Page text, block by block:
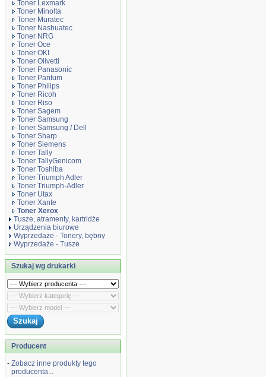
Toner Lexmark
Toner Minolta
Toner Muratec
Toner Nashuatec
Toner NRG
Toner Oce
Toner OKI
Toner Olivetti
Toner Panasonic
Toner Pantum
Toner Philips
Toner Ricoh
Toner Riso
Toner Sagem
Toner Samsung
Toner Samsung / Dell
Toner Sharp
Toner Siemens
Toner Tally
Toner TallyGenicom
Toner Toshiba
Toner Triumph Adler
Toner Triumph-Adler
Toner Utax
Toner Xante
Toner Xerox
Tusze, atramenty, kartridże
Urządzenia biurowe
Wyprzedaże - Tonery, bębny
Wyprzedaże - Tusze
Szukaj wg drukarki
Producent
- Zobacz inne produkty tego
producenta...